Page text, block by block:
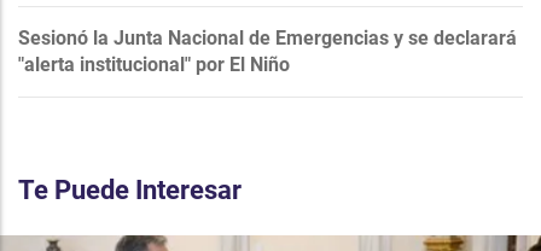
Sesionó la Junta Nacional de Emergencias y se declarará
"alerta institucional" por El Niño
Te Puede Interesar